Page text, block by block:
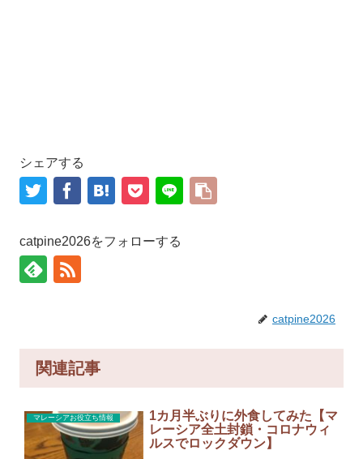
シェアする
catpine2026をフォローする
catpine2026
関連記事
マレーシアお役立ち情報
1カ月半ぶりに外食してみた【マ
レーシア全土封鎖・コロナウィ
ルスでロックダウン】